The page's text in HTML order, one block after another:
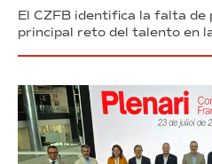
El CZFB identifica la falta de
principal reto del talento en